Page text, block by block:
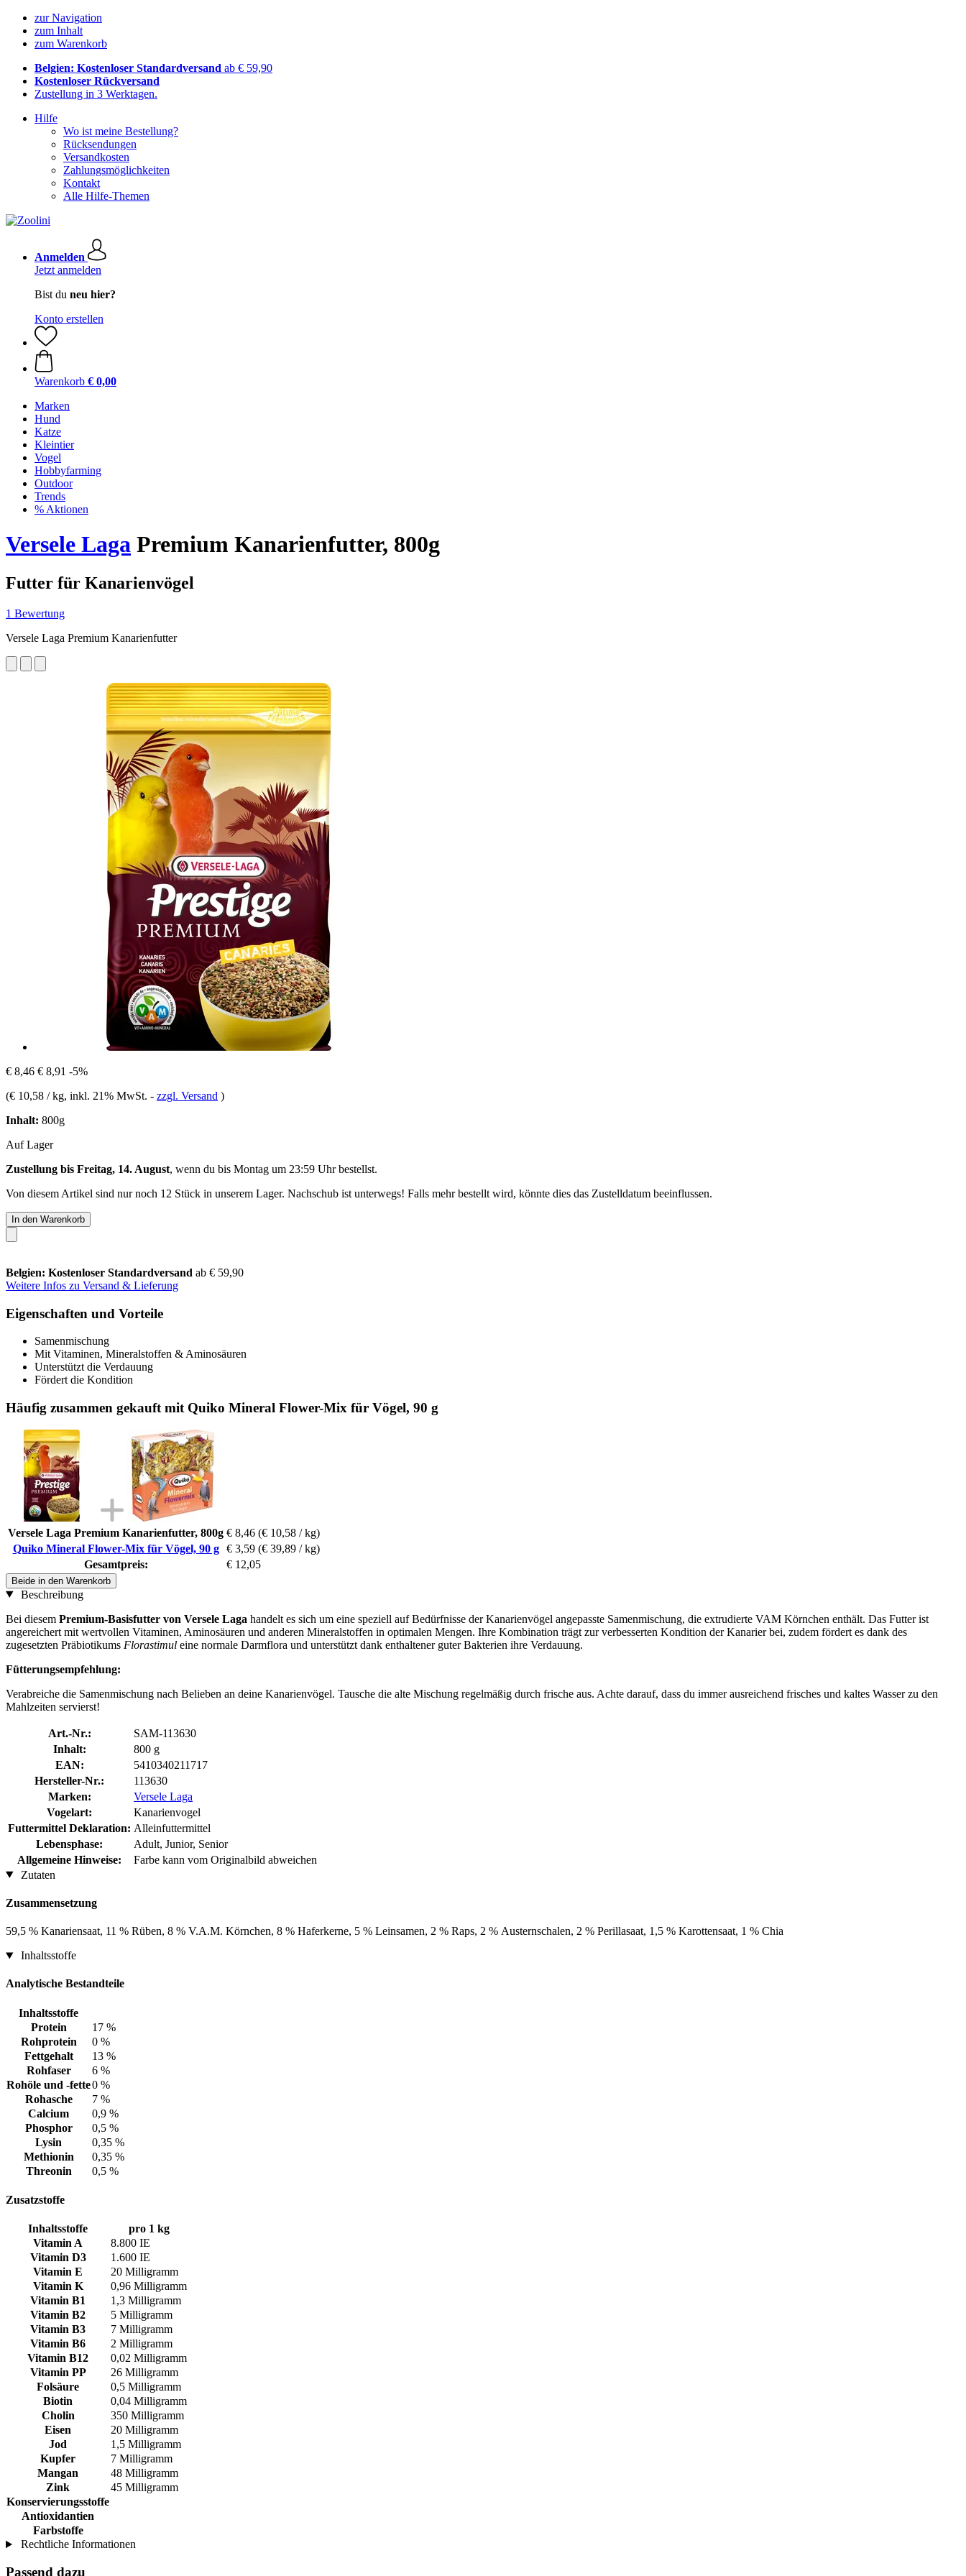
zur Navigation
zum Inhalt
zum Warenkorb
Belgien: Kostenloser Standardversand ab € 59,90
Kostenloser Rückversand
Zustellung in 3 Werktagen.
Hilfe
Wo ist meine Bestellung?
Rücksendungen
Versandkosten
Zahlungsmöglichkeiten
Kontakt
Alle Hilfe-Themen
Anmelden
Jetzt anmelden
Bist du neu hier?
Konto erstellen
Warenkorb € 0,00
Marken
Hund
Katze
Kleintier
Vogel
Hobbyfarming
Outdoor
Trends
% Aktionen
Versele Laga Premium Kanarienfutter, 800g
Futter für Kanarienvögel
1 Bewertung
Versele Laga Premium Kanarienfutter
€ 8,46 € 8,91 -5%
(€ 10,58 / kg, inkl. 21% MwSt. - zzgl. Versand )
Inhalt: 800g
Auf Lager
Zustellung bis Freitag, 14. August, wenn du bis Montag um 23:59 Uhrbestellst.
Von diesem Artikel sind nur noch 12 Stück in unserem Lager. Nachschub ist unterwegs! Falls mehr bestellt wird, könnte dies das Zustelldatum beeinflussen.
In den Warenkorb
Belgien: Kostenloser Standardversand ab € 59,90
Weitere Infos zu Versand & Lieferung
Eigenschaften und Vorteile
Samenmischung
Mit Vitaminen, Mineralstoffen & Aminosäuren
Unterstützt die Verdauung
Fördert die Kondition
Häufig zusammen gekauft mit Quiko Mineral Flower-Mix für Vögel, 90 g
Versele Laga Premium Kanarienfutter, 800g € 8,46 (€ 10,58 / kg)
Quiko Mineral Flower-Mix für Vögel, 90 g
€ 3,59 (€ 39,89 / kg)
Gesamtpreis:
€ 12,05
Beide in den Warenkorb
Beschreibung
Bei diesem Premium-Basisfutter von Versele Laga handelt es sich um eine speziell auf Bedürfnisse der Kanarienvögel angepasste Samenmischung, die extrudierte VAM Körnchen enthält. Das Futter ist
angereichert mit wertvollen Vitaminen, Aminosäuren und anderen Mineralstoffen in optimalen Mengen. Ihre Kombination trägt zur verbesserten Kondition der Kanarier bei, zudem fördert es dank des
zugesetzten Präbiotikums Florastimul eine normale Darmflora und unterstützt dank enthaltener guter Bakterien ihre Verdauung.
Fütterungsempfehlung:
Verabreiche die Samenmischung nach Belieben an deine Kanarienvögel. Tausche die alte Mischung regelmäßig durch frische aus. Achte darauf, dass du immer ausreichend frisches und kaltes Wasser zu den
Mahlzeiten servierst!
Art.-Nr.:
SAM-113630
Inhalt:
800 g
EAN:
5410340211717
Hersteller-Nr.:
113630
Marken:
Versele Laga
Vogelart:
Kanarienvogel
Futtermittel Deklaration: Alleinfuttermittel
Lebensphase:
Adult, Junior, Senior
Allgemeine Hinweise:
Farbe kann vom Originalbild abweichen
Zutaten
Zusammensetzung
59,5 % Kanariensaat, 11 % Rüben, 8 % V.A.M. Körnchen, 8 % Haferkerne, 5 % Leinsamen, 2 % Raps, 2 % Austernschalen, 2 % Perillasaat, 1,5 % Karottensaat, 1 % Chia
Inhaltsstoffe
Analytische Bestandteile
Inhaltsstoffe
Protein
17 %
Rohprotein
0 %
Fettgehalt
13 %
Rohfaser
6 %
Rohöle und -fette0 %
Rohasche
7 %
Calcium
0,9 %
Phosphor
0,5 %
Lysin
0,35 %
Methionin
0,35 %
Threonin
0,5 %
Zusatzstoffe
Inhaltsstoffe
pro 1 kg
Vitamin A
8.800 IE
Vitamin D3
1.600 IE
Vitamin E
20 Milligramm
Vitamin K
0,96 Milligramm
Vitamin B1
1,3 Milligramm
Vitamin B2
5 Milligramm
Vitamin B3
7 Milligramm
Vitamin B6
2 Milligramm
Vitamin B12
0,02 Milligramm
Vitamin PP
26 Milligramm
Folsäure
0,5 Milligramm
Biotin
0,04 Milligramm
Cholin
350 Milligramm
Eisen
20 Milligramm
Jod
1,5 Milligramm
Kupfer
7 Milligramm
Mangan
48 Milligramm
Zink
45 Milligramm
Konservierungsstoffe
Antioxidantien
Farbstoffe
Rechtliche Informationen
Passend dazu